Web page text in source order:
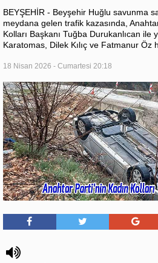
BEYŞEHİR - Beyşehir Huğlu savunma
meydana gelen trafik kazasında,
Kolları Başkanı Tuğba Durukanlıcan
Karatomas, Dilek Kılıç ve Fatmanur Öz
18 Nisan 2026 - Cumartesi 20:18